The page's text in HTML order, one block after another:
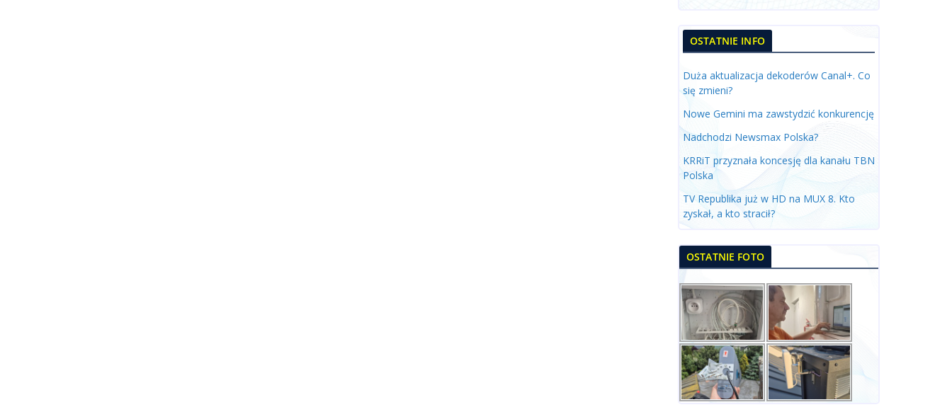
OSTATNIE INFO
Duża aktualizacja dekoderów Canal+. Co
się zmieni?
Nowe Gemini ma zawstydzić konkurencję
Nadchodzi Newsmax Polska?
KRRiT przyznała koncesję dla kanału TBN
Polska
TV Republika już w HD na MUX 8. Kto
zyskał, a kto stracił?
OSTATNIE FOTO